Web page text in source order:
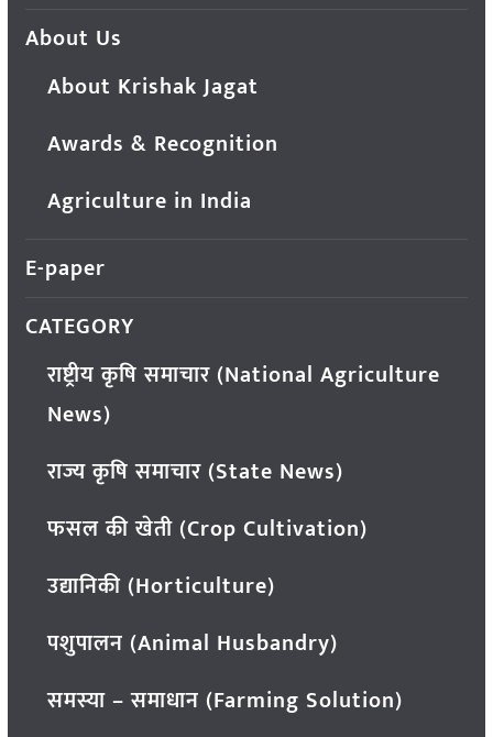
About Us
About Krishak Jagat
Awards & Recognition
Agriculture in India
E-paper
CATEGORY
राष्ट्रीय कृषि समाचार (National Agriculture
News)
राज्य कृषि समाचार (State News)
फसल की खेती (Crop Cultivation)
उद्यानिकी (Horticulture)
पशुपालन (Animal Husbandry)
समस्या – समाधान (Farming Solution)